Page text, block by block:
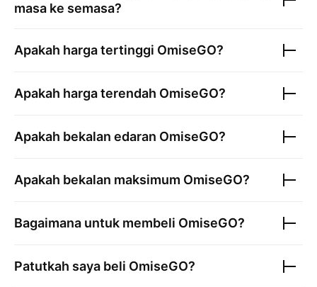
masa ke semasa?
Apakah harga tertinggi OmiseGO?
Apakah harga terendah OmiseGO?
Apakah bekalan edaran OmiseGO?
Apakah bekalan maksimum OmiseGO?
Bagaimana untuk membeli OmiseGO?
Patutkah saya beli OmiseGO?